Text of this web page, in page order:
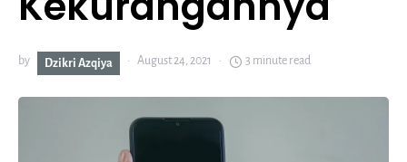
by Dzikri Azqiya August 24, 2021 3 minute read